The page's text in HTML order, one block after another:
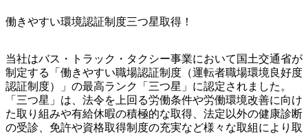
働きやすい環境認証制度三つ星取得！
当社はバス・トラック・タクシー事業において国土交通省が
制定する「働きやすい職場認証制度（運転者職場環境良好度
認証制度）」の最高ランク「三つ星」に認定されました。
「三つ星」は、法令を上回る労働条件や労働環境改善に向け
た取り組みや有給休暇の積極的な取得、法定以外の健康診断
の受診、免許や資格取得制度の充実など様々な取組により取